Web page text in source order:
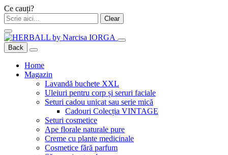
Ce cauți?
Clear
Back
Home
Magazin
Lavandă buchete XXL
Uleiuri pentru corp și seruri faciale
Seturi cadou unicat sau serie mică
Cadouri Colecția VINTAGE
Seturi cosmetice
Ape florale naturale pure
Creme cu plante medicinale
Cosmetice fără parfum